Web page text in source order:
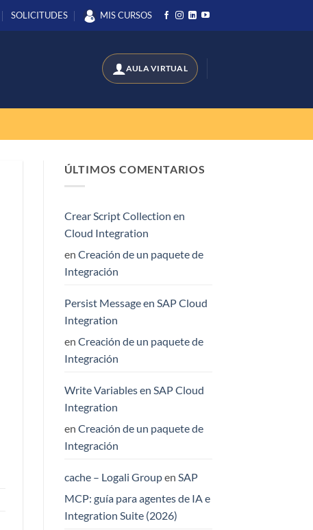
SOLICITUDES MIS CURSOS
ÚLTIMOS COMENTARIOS
Crear Script Collection en
Cloud Integration
en Creación de un paquete de
Integración
Persist Message en SAP Cloud
Integration
en Creación de un paquete de
Integración
Write Variables en SAP Cloud
Integration
en Creación de un paquete de
Integración
cache – Logali Groupen SAP
MCP: guía para agentes de IA e
Integration Suite (2026)